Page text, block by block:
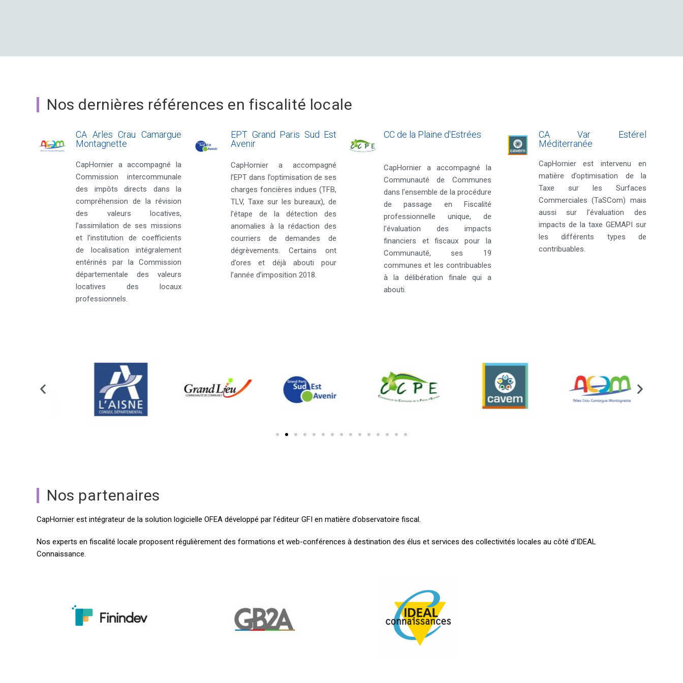
Nos dernières références en fiscalité locale
CA Arles Crau Camargue
Montagnette
CapHornier a accompagné la
Commission intercommunale
des impôts directs dans la
compréhension de la révision
des valeurs locatives,
l’assimilation de ses missions
et l’institution de coefficients
de localisation intégralement
entérinés par la Commission
départementale des valeurs
locatives des locaux
professionnels.
EPT Grand Paris Sud Est
Avenir
CapHornier a accompagné
l’EPT dans l’optimisation de ses
charges foncières indues (TFB,
TLV, Taxe sur les bureaux), de
l’étape de la détection des
anomalies à la rédaction des
courriers de demandes de
dégrèvements. Certains ont
d’ores et déjà abouti pour
l’année d’imposition 2018.
CC de la Plaine d'Estrées
CapHornier a accompagné la
Communauté de Communes
dans l’ensemble de la procédure
de passage en Fiscalité
professionnelle unique, de
l’évaluation des impacts
financiers et fiscaux pour la
Communauté, ses 19
communes et les contribuables
à la délibération finale qui a
abouti.
CA Var Estérel
Méditerranée
CapHornier est intervenu en
matière d’optimisation de la
Taxe sur les Surfaces
Commerciales (TaSCom) mais
aussi sur l’évaluation des
impacts de la taxe GEMAPI sur
les différents types de
contribuables.
Nos partenaires
CapHornier est intégrateur de la solution logicielle OFEA développé par l’éditeur GFI en matière d’observatoire fiscal.
Nos experts en fiscalité locale proposent régulièrement des formations et web-conférences à destination des élus et services des collectivités locales au côté d’IDEAL
Connaissance.